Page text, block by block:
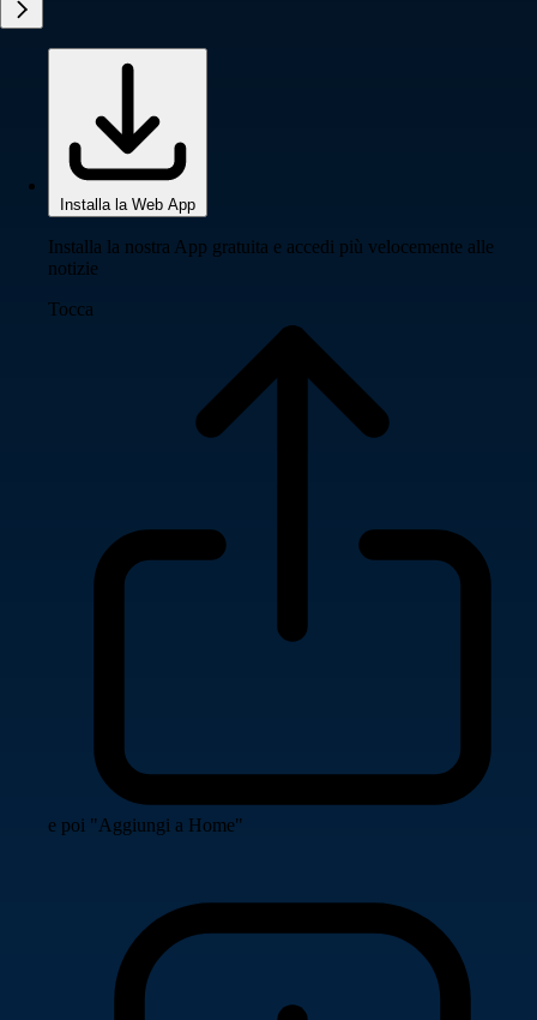
Installa la Web App
Installa la nostra App gratuita e accedi più velocemente alle
notizie
Tocca
e poi "Aggiungi a Home"